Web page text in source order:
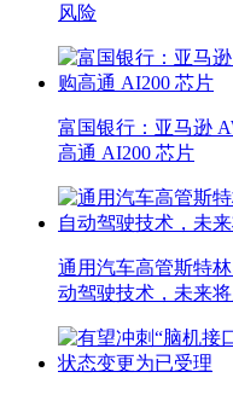
风险
富国银行：亚马逊
高通 AI200 芯片
通用汽车高管斯特
动驾驶技术，未来